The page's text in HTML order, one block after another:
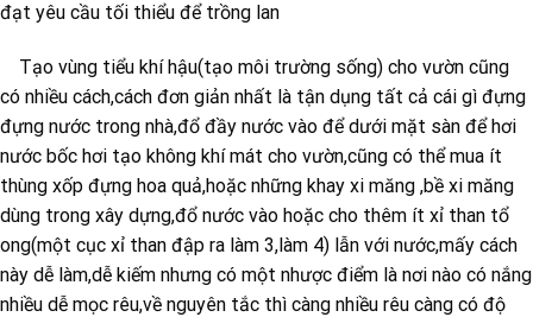
đạt yêu cầu tối thiểu để trồng lan
Tạo vùng tiểu khí hậu(tạo môi trường sống) cho vườn cũng
có nhiều cách,cách đơn giản nhất là tận dụng tất cả cái gì đựng
đựng nước trong nhà,đổ đầy nước vào để dưới mặt sàn để hơi
nước bốc hơi tạo không khí mát cho vườn,cũng có thể mua ít
thùng xốp đựng hoa quả,hoặc những khay xi măng ,bề xi măng
dùng trong xây dựng,đổ nước vào hoặc cho thêm ít xỉ than tổ
ong(một cục xỉ than đập ra làm 3,làm 4) lẫn với nước,mấy cách
này dễ làm,dễ kiếm nhưng có một nhược điểm là nơi nào có nắng
nhiều dễ mọc rêu,về nguyên tắc thì càng nhiều rêu càng có độ